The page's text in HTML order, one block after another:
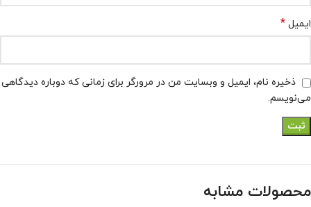
ایمیل *
ذخیره نام، ایمیل و وبسایت من در مرورگر برای زمانی که دوباره دیدگاهی
می‌نویسم.
محصولات مشابه